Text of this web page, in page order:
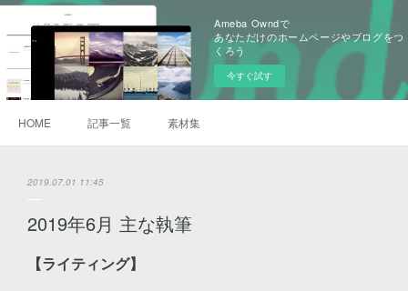
Ameba Owndで
あなただけのホームページやブログをつ
くろう
今すぐ試す
HOME 記事一覧 素材集
2019.07.01 11:45
2019年6月 主な執筆
【ライティング】